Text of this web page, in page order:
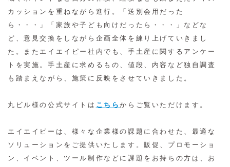
カッションを重ねながら進行。「送別会用だった
ら・・・」「家族や子ども向けだったら・・・」などな
ど、意見交換をしながら企画全体を練り上げていきまし
た。またエイエイピー社内でも、手土産に関するアンケー
トを実施。手土産に求めるもの、値段、内容など独自調査
も踏まえながら、施策に反映をさせていきました。
丸ビル様の公式サイトは こちらからご覧いただけます。
エイエイピーは、様々な企業様の課題に合わせた、最適な
ソリューションをご提供いたします。販促、プロモーショ
ン、イベント、ツール制作などに課題をお持ちの方は、お